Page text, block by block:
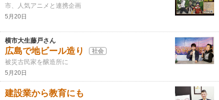
市、人気アニメと連携企画
5月20日
横市大生藤戸さん
広島で地ビール造り 社会
被災古民家を醸造所に
5月20日
建設業から教育にも